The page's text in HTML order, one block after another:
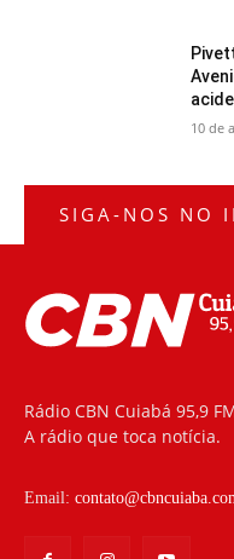
10 de
SIGA-NOS NO
Rádio CBN Cuiabá 95,9
A rádio que toca notícia.
Email: